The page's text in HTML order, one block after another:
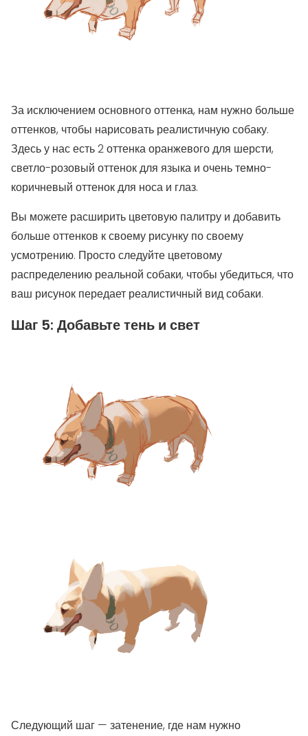
За исключением основного оттенка, нам нужно больше
оттенков, чтобы нарисовать реалистичную собаку.
Здесь у нас есть 2 оттенка оранжевого для шерсти,
светло-розовый оттенок для языка и очень темно-
коричневый оттенок для носа и глаз.
Вы можете расширить цветовую палитру и добавить
больше оттенков к своему рисунку по своему
усмотрению. Просто следуйте цветовому
распределению реальной собаки, чтобы убедиться, что
ваш рисунок передает реалистичный вид собаки.
Шаг 5: Добавьте тень и свет
Следующий шаг — затенение, где нам нужно